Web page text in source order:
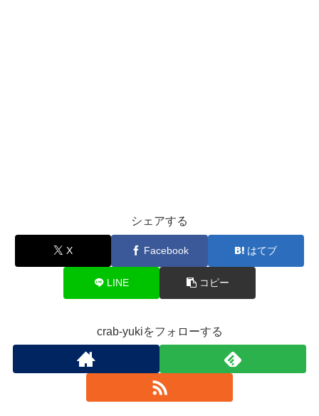
シェアする
X Facebook はてブ
LINE コピー
crab-yukiをフォローする